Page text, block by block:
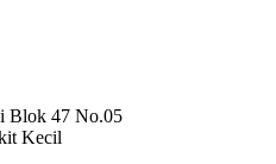
Blok 47 No.05
Kecil